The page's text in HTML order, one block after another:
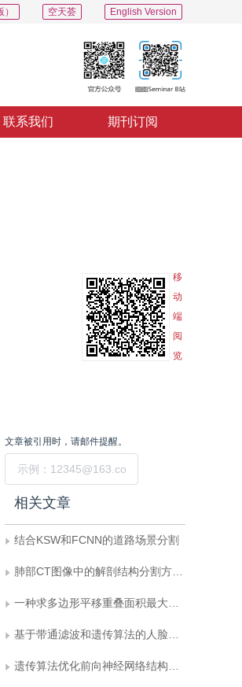
English Version
空天荟
联系我们 期刊订阅
移
动
端
阅
览
文章被引用时，请邮件提醒。
相关文章
结合KSW和FCNN的道路场景分割
肺部CT图像中的解剖结构分割方法综述
一种求多边形平移重叠面积最大值的快速算法
基于带通滤波和遗传算法的人脸图象预处理及识别
遗传算法优化前向神经网络结构和权重矢量